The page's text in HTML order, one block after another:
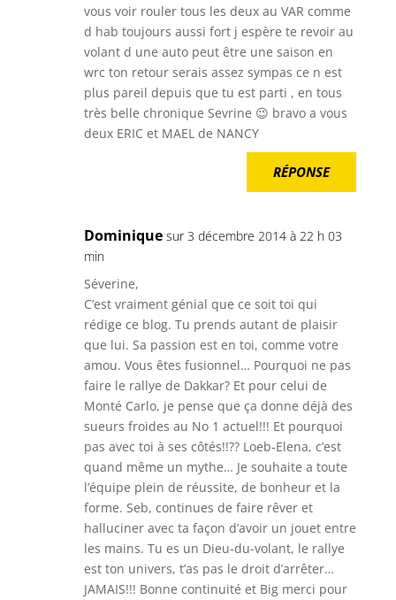
vous voir rouler tous les deux au VAR comme
d hab toujours aussi fort j espère te revoir au
volant d une auto peut être une saison en
wrc ton retour serais assez sympas ce n est
plus pareil depuis que tu est parti , en tous
très belle chronique Sevrine 😉 bravo a vous
deux ERIC et MAEL de NANCY
RÉPONSE
Dominique sur 3 décembre 2014 à 22 h 03
min
Séverine,
C’est vraiment génial que ce soit toi qui
rédige ce blog. Tu prends autant de plaisir
que lui. Sa passion est en toi, comme votre
amou. Vous êtes fusionnel… Pourquoi ne pas
faire le rallye de Dakkar? Et pour celui de
Monté Carlo, je pense que ça donne déjà des
sueurs froides au No 1 actuel!!! Et pourquoi
pas avec toi à ses côtés!!?? Loeb-Elena, c’est
quand même un mythe… Je souhaite a toute
l’équipe plein de réussite, de bonheur et la
forme. Seb, continues de faire rêver et
halluciner avec ta façon d’avoir un jouet entre
les mains. Tu es un Dieu-du-volant, le rallye
est ton univers, t’as pas le droit d’arrêter…
JAMAIS!!! Bonne continuité et Big merci pour